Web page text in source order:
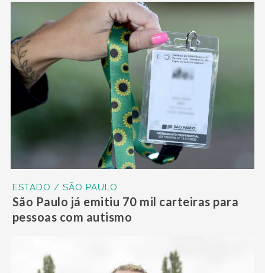
ESTADO / SÃO PAULO
São Paulo já emitiu 70 mil carteiras para
pessoas com autismo